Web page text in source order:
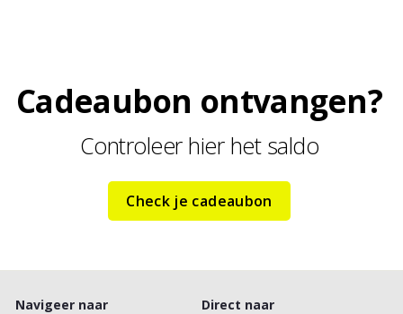
Cadeaubon ontvangen?
Controleer hier het saldo
Check je cadeaubon
Navigeer naar
Direct naar